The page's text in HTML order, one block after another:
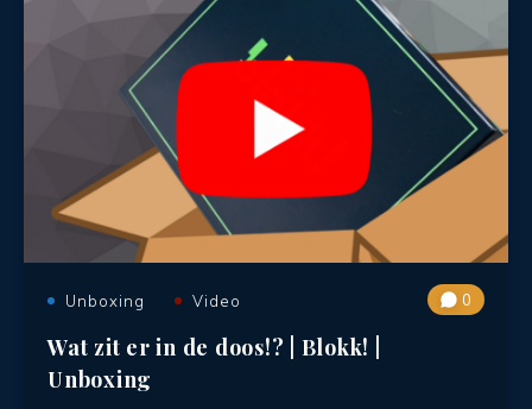
Unboxing Video 0
Wat zit er in de doos!? | Blokk! |
Unboxing